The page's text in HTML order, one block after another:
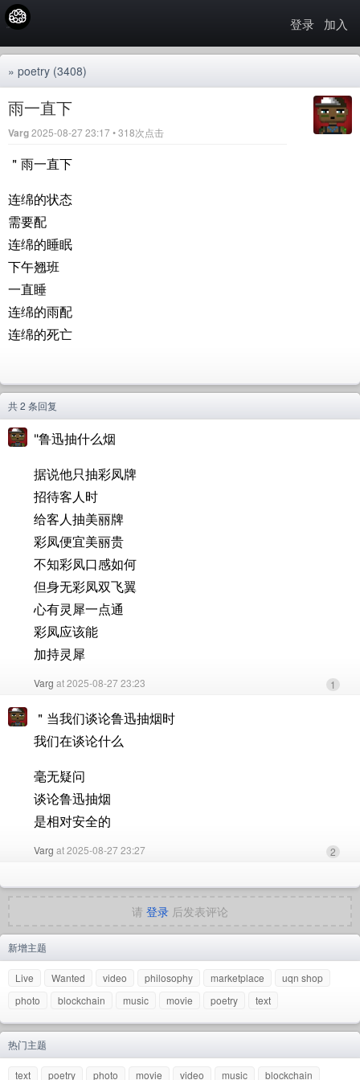
登录 加入
» poetry (3408)
雨一直下
Varg2025-08-27 23:17 • 318次点击
＂雨一直下
连绵的状态
需要配
连绵的睡眠
下午翘班
一直睡
连绵的雨配
连绵的死亡
共 2 条回复
"鲁迅抽什么烟
据说他只抽彩凤牌
招待客人时
给客人抽美丽牌
彩凤便宜美丽贵
不知彩凤口感如何
但身无彩凤双飞翼
心有灵犀一点通
彩凤应该能
加持灵犀
Varg at 2025-08-27 23:23 1
＂当我们谈论鲁迅抽烟时
我们在谈论什么
毫无疑问
谈论鲁迅抽烟
是相对安全的
Varg at 2025-08-27 23:27 2
请 登录 后发表评论
新增主题
Live Wanted video philosophy marketplace
uqn shop
photo
blockchain music movie poetry text
热门主题
text poetry photo movie video music blockchain